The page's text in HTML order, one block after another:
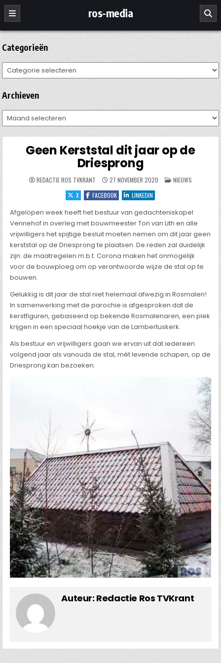
Ga
naar
de
inhoud
ros-media
Categorieën
Categorieën
Archieven
Archieven
Geen Kerststal dit jaar op de
Driesprong
REDACTIE ROS TVKRANT 27 NOVEMBER 2020 GEPLAATST
IN
NIEUWS
X
FACEBOOK LINKEDIN
Afgelopen week heeft het bestuur van gedachteniskapel
Vennehof in overleg met bouwmeester Ton van Lith en alle
vrijwilligers het spijtige besluit moeten nemen om dit jaar geen
kerststal op de Driesprong te plaatsen. De reden zal duidelijk
zijn: de maatregelen m.b.t. Corona maken het onmogelijk
voor de bouwploeg om op verantwoorde wijze de stal op te
bouwen.
Gelukkig is dit jaar de stal niet helemaal afwezig in Rosmalen!
In samenwerking met de parochie is afgesproken dat de
kerstfiguren, gebaseerd op bekende Rosmalenaren, een plek
krijgen in een speciaal hoekje van de Lambertuskerk.
Als bestuur en vrijwilligers gaan we ervan uit dat iedereen
volgend jaar als vanouds de stal, mét levende schapen, op de
Driesprong kan bezoeken.
Auteur: Redactie Ros TVKrant